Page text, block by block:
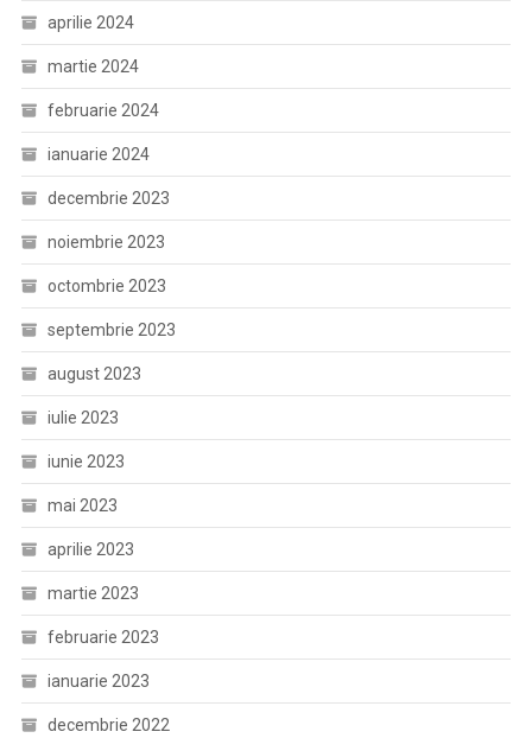
aprilie 2024
martie 2024
februarie 2024
ianuarie 2024
decembrie 2023
noiembrie 2023
octombrie 2023
septembrie 2023
august 2023
iulie 2023
iunie 2023
mai 2023
aprilie 2023
martie 2023
februarie 2023
ianuarie 2023
decembrie 2022